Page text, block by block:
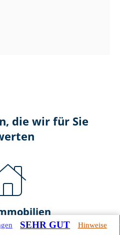
die wir für Sie
SEHR GUT Hinweise